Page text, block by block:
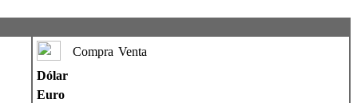
Compra Venta
Dólar
Euro